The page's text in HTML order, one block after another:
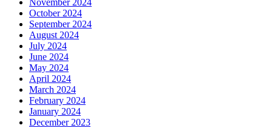
October 2024
September 2024
August 2024
July 2024
June 2024
May 2024
April 2024
March 2024
February 2024
January 2024
December 2023